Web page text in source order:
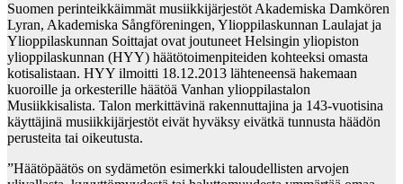
Suomen perinteikkäimmät musiikkijärjestöt Akademiska Damkören
Lyran, Akademiska Sångföreningen, Ylioppilaskunnan Laulajat ja
Ylioppilaskunnan Soittajat ovat joutuneet Helsingin yliopiston
ylioppilaskunnan (HYY) häätötoimenpiteiden kohteeksi omasta
kotisalistaan. HYY ilmoitti 18.12.2013 lähteneensä hakemaan
kuoroille ja orkesterille häätöä Vanhan ylioppilastalon
Musiikkisalista. Talon merkittävinä rakennuttajina ja 143-vuotisina
käyttäjinä musiikkijärjestöt eivät hyväksy eivätkä tunnusta häädön
perusteita tai oikeutusta.
”Häätöpäätös on sydämetön esimerkki taloudellisten arvojen